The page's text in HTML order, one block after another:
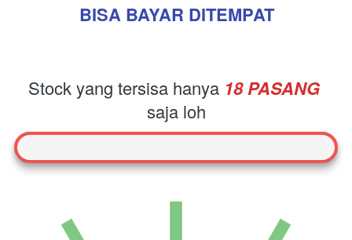
BISA BAYAR DITEMPAT
Stock yang tersisa hanya 18
saja loh